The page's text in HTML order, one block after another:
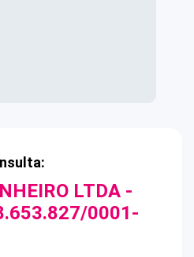
LTDA -
0001-